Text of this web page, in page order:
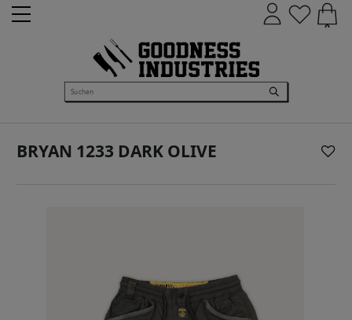
0
BRYAN 1233 DARK OLIVE